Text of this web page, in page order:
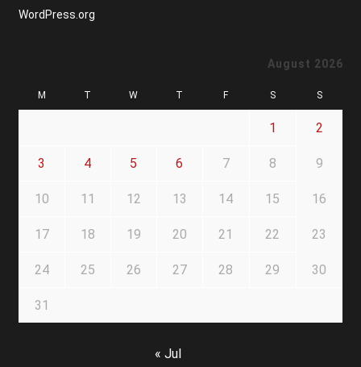
WordPress.org
August 2026
M T W T F S S
1 2
3 4 5 6 7 8 9
10 11 12 13 14 15 16
17 18 19 20 21 22 23
24 25 26 27 28 29 30
31
« Jul